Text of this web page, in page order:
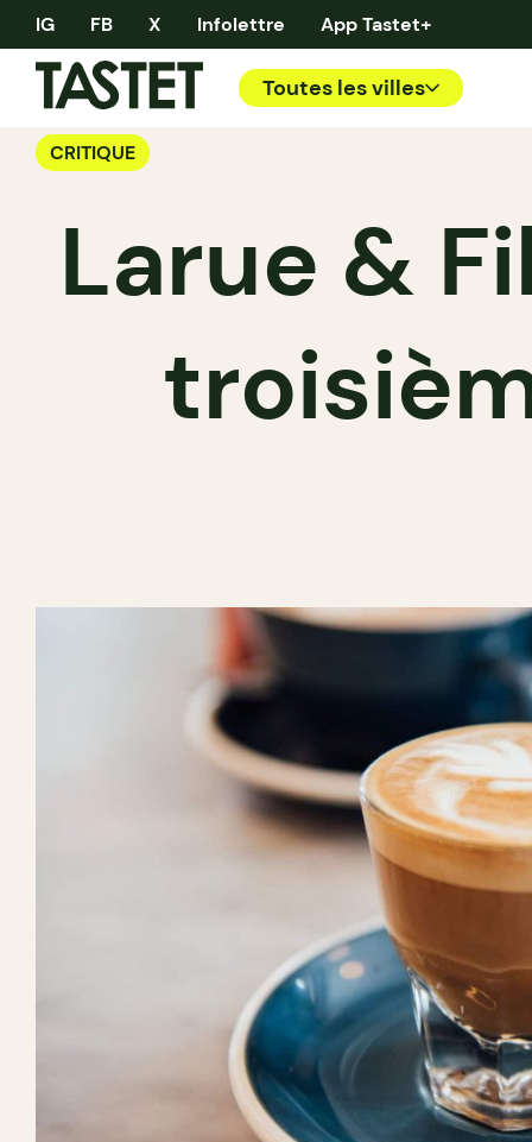
IG FB X Infolettre App Tastet+
Toutes les villes
CRITIQUE
Larue &